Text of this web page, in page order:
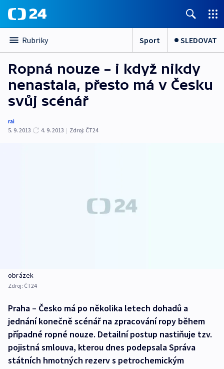
Rubriky Sport SLEDOVAT
Ropná nouze – i když nikdy
nenastala, přesto má v Česku
svůj scénář
rai
5. 9. 2013
4. 9. 2013 | Zdroj: ČT24
obrázek
Zdroj: ČT24
Praha – Česko má po několika letech dohadů a
jednání konečně scénář na zpracování ropy během
případné ropné nouze. Detailní postup nastiňuje tzv.
pojistná smlouva, kterou dnes podepsala Správa
státních hmotných rezerv s petrochemickým